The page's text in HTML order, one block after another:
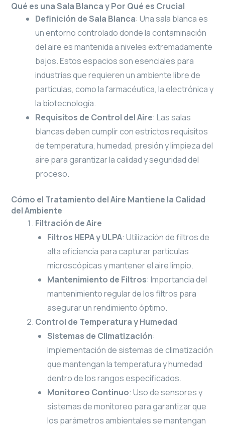
Qué es una Sala Blanca y Por Qué es Crucial
Definición de Sala Blanca: Una sala blanca es
un entorno controlado donde la contaminación
del aire es mantenida a niveles extremadamente
bajos. Estos espacios son esenciales para
industrias que requieren un ambiente libre de
partículas, como la farmacéutica, la electrónica y
la biotecnología.
Requisitos de Control del Aire: Las salas
blancas deben cumplir con estrictos requisitos
de temperatura, humedad, presión y limpieza del
aire para garantizar la calidad y seguridad del
proceso.
Cómo el Tratamiento del Aire Mantiene la Calidad
del Ambiente
Filtración de Aire
Filtros HEPA y ULPA: Utilización de filtros de
alta eficiencia para capturar partículas
microscópicas y mantener el aire limpio.
Mantenimiento de Filtros: Importancia del
mantenimiento regular de los filtros para
asegurar un rendimiento óptimo.
Control de Temperatura y Humedad
Sistemas de Climatización:
Implementación de sistemas de climatización
que mantengan la temperatura y humedad
dentro de los rangos especificados.
Monitoreo Continuo: Uso de sensores y
sistemas de monitoreo para garantizar que
los parámetros ambientales se mantengan